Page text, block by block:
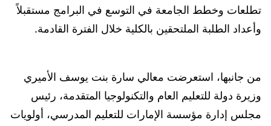
تطلعات وخطط الجامعة في التوسع في البرامج مستقبلاً
وأعداد الطلبة الملتحقين بالكلية خلال الفترة القادمة.
من جانبها، استعرضت معالي سارة بنت يوسف الأميري
وزيرة دولة للتعليم العام والتكنولوجيا المتقدمة، رئيس
مجلس إدارة مؤسسة الإمارات للتعليم المدرسي، أولويات